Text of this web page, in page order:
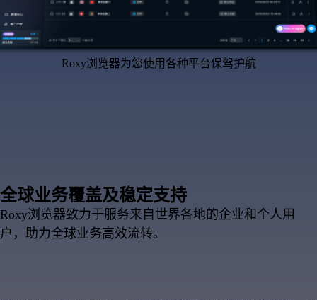
Roxy浏览器为您使用各种平台保驾护航
全球业务覆盖及稳定支持
Roxy浏览器致力于服务来自世界各地的企业和个人用
户，助力全球业务高效流转。